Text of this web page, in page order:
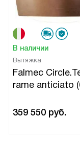
В наличии
Вытяжка
Falmec
rame anticiato
359 550 руб.